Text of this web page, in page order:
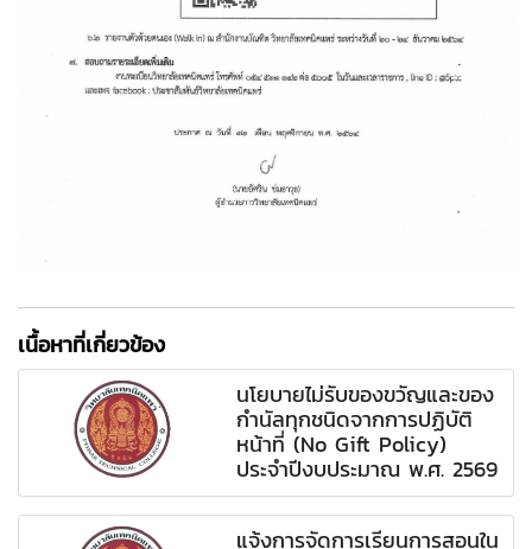
เนื้อหาที่เกี่ยวข้อง
นโยบายไม่รับของขวัญและของ
กำนัลทุกชนิดจากการปฏิบัติ
หน้าที่ (No Gift Policy)
ประจำปีงบประมาณ พ.ศ. 2569
แจ้งการจัดการเรียนการสอนใน